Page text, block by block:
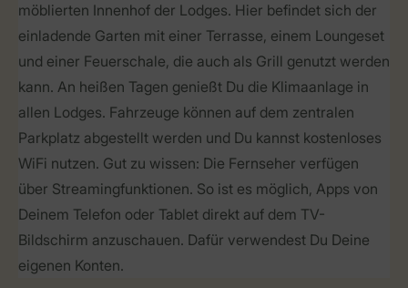
möblierten Innenhof der Lodges. Hier befindet sich der
einladende Garten mit einer Terrasse, einem Loungeset
und einer Feuerschale, die auch als Grill genutzt werden
kann. An heißen Tagen genießt Du die Klimaanlage in
allen Lodges. Fahrzeuge können auf dem zentralen
Parkplatz abgestellt werden und Du kannst kostenloses
WiFi nutzen. Gut zu wissen: Die Fernseher verfügen
über Streamingfunktionen. So ist es möglich, Apps von
Deinem Telefon oder Tablet direkt auf dem TV-
Bildschirm anzuschauen. Dafür verwendest Du Deine
eigenen Konten.